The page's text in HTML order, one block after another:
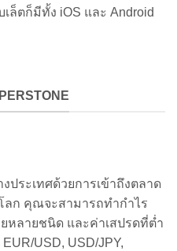
ล็ตก็มีทั้ง iOS และ Android
ประเทศด้วยการเข้าถึงตลาด
ก คุณจะสามารถทำกำไร
หลายชนิด และค่าเสปรดที่ต่ำ
USD, USD/JPY,